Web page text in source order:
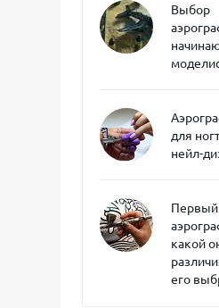
Выбор
для
нейл-
Первый
какой
его